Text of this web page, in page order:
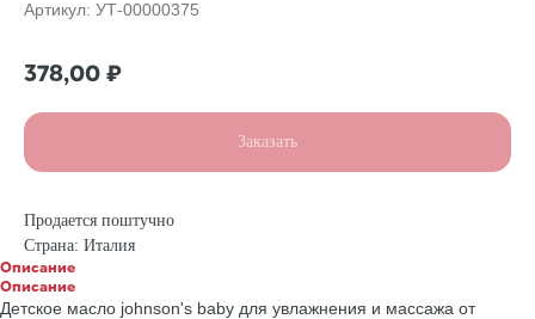
Артикул: УТ-00000375
378,00₽
Заказать
Продается поштучно
Страна: Италия
Описание
Описание
Детское масло johnson's baby для увлажнения и массажа от